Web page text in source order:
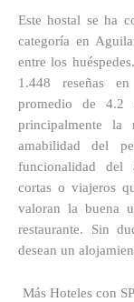
Este hostal se ha
categoría en
entre los
1.448 reseñas
promedio de 4.2
principalmente
amabilidad del
funcionalidad del
cortas o viajeros
valoran la buena
restaurante. Sin
desean un
Más Hoteles con